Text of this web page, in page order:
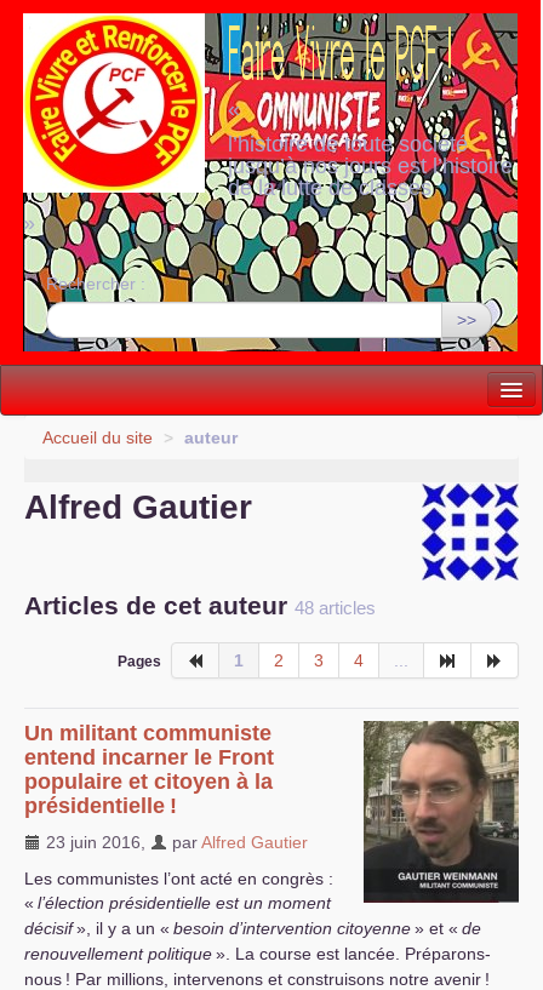
«
l’histoire de toute société
jusqu’à nos jours est l’histoire
de la lutte de classes
»
Rechercher :
>>
Vie politique
Accueil du site > auteur
Alfred Gautier
Articles de cet auteur 48 articles
Pages 1 2 3 4
Un militant communiste
entend incarner le Front
populaire et citoyen à la
présidentielle !
23 juin 2016 parAlfred Gautier
Les communistes l’ont acté en congrès :
« l’élection présidentielle est un moment
décisif», il y a un « besoin d’intervention citoyenne» et « de
renouvellement politique». La course est lancée. Préparons-
nous ! Par millions, intervenons et construisons notre avenir !